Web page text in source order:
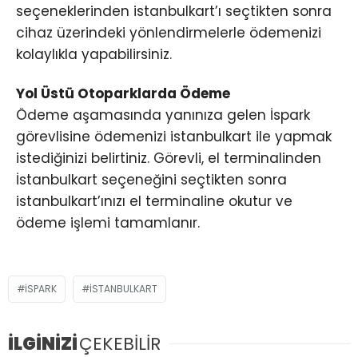
seçeneklerinden istanbulkart’ı seçtikten sonra
cihaz üzerindeki yönlendirmelerle ödemenizi
kolaylıkla yapabilirsiniz.
Yol Üstü Otoparklarda Ödeme
Ödeme aşamasında yanınıza gelen İspark
görevlisine ödemenizi istanbulkart ile yapmak
istediğinizi belirtiniz. Görevli, el terminalinden
İstanbulkart seçeneğini seçtikten sonra
istanbulkart’ınızı el terminaline okutur ve
ödeme işlemi tamamlanır.
İSPARK İSTANBULKART
İLGİNİZİÇEKEBİLİR